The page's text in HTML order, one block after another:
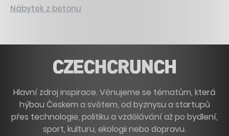
Nábytek z betonu
Hlavní zdroj inspirace. Věnujeme se tématům, která
hýbou Českem a světem, od byznysu a startupů
přes technologie, politiku a vzdělávání až po bydlení,
sport, kulturu, ekologii nebo dopravu.